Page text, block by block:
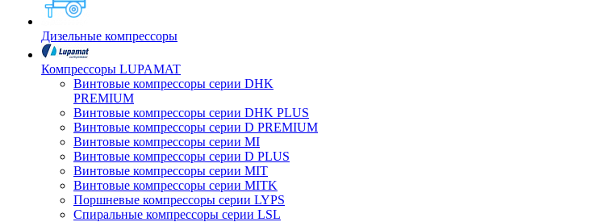
Дизельные компрессоры
Компрессоры LUPAMAT
Винтовые компрессоры серии DHK
PREMIUM
Винтовые компрессоры серии DHK PLUS
Винтовые компрессоры серии D PREMIUM
Винтовые компрессоры серии MI
Винтовые компрессоры серии D PLUS
Винтовые компрессоры серии MIT
Винтовые компрессоры серии MITK
Поршневые компрессоры серии LYPS
Спиральные компрессоры серии LSL